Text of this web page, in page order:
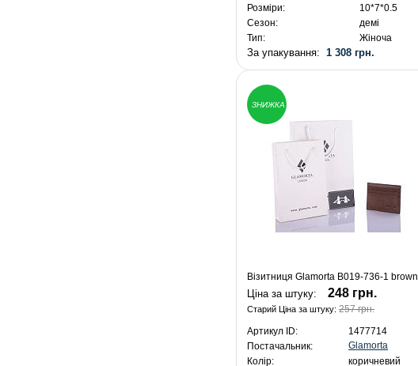
Розміри:
10*7*0.5
Сезон:
демі
Тип:
Жіноча
За упакування:1 308 грн.
ЗНИЖКА
Візитниця Glamorta B019-736-1 brown
Ціна за штуку: 248 грн.
Старий Ціна за штуку:257 грн.
Артикул ID:
1477714
Постачальник:
Glamorta
Колір:
коричневий